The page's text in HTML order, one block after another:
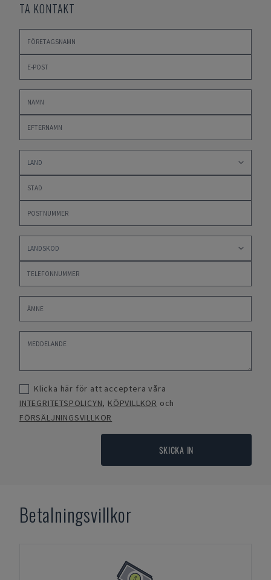
TA KONTAKT
Klicka här för att acceptera våra
INTEGRITETSPOLICYN, KÖPVILLKOR och
FÖRSÄLJNINGSVILLKOR
SKICKA IN
Betalningsvillkor